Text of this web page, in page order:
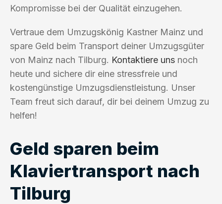
Kompromisse bei der Qualität einzugehen.
Vertraue dem Umzugskönig Kastner Mainz und
spare Geld beim Transport deiner Umzugsgüter
von Mainz nach Tilburg. Kontaktiere uns noch
heute und sichere dir eine stressfreie und
kostengünstige Umzugsdienstleistung. Unser
Team freut sich darauf, dir bei deinem Umzug zu
helfen!
Geld sparen beim
Klaviertransport nach
Tilburg